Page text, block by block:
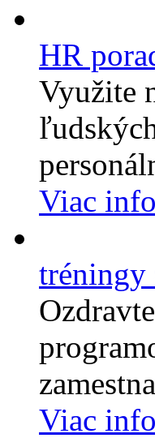
HR
Využite
Viac
tréningy
Viac